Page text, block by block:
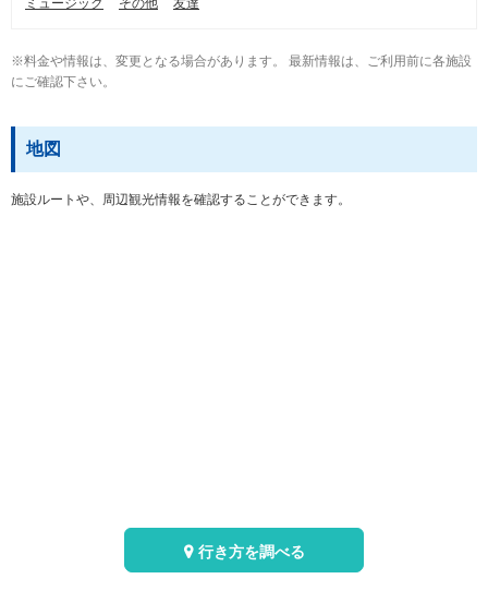
ミュージック その他 友達
※料金や情報は、変更となる場合があります。 最新情報は、ご利用前に各施設
にご確認下さい。
地図
施設ルートや、周辺観光情報を確認することができます。
行き方を調べる